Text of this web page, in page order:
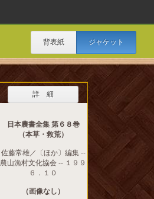
背表紙 ジャケット
詳 細
日本農書全集 第６８巻
（本草・救荒）
佐藤常雄／〔ほか〕編集 --
農山漁村文化協会 -- １９９
６．１０
（画像なし）